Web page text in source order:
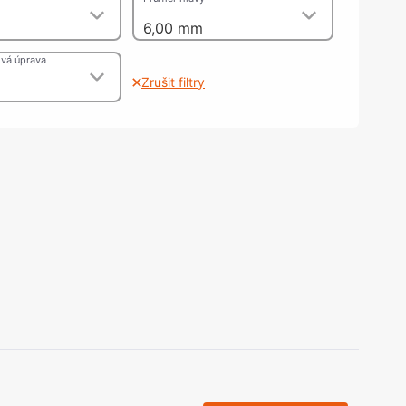
nohy, Nábytkové nohy a
nastavení
kování
kluzáky a kolečka
6,00 mm
úprava
Zrušit filtry